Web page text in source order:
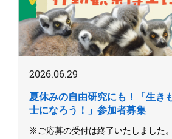
2026.06.29
夏休みの自由研究にも！「生き
士になろう！」参加者募集
※ご応募の受付は終了いたしました